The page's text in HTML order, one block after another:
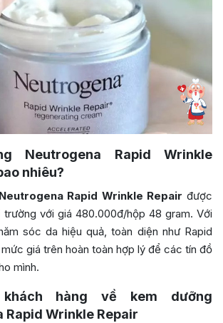
Neutrogena Rapid Wrinkle
nhiêu?
Rapid Wrinkle Repair được
trường với giá 480.000đ/hộp 48 gram. Với
sóc da hiệu quả, toàn diện như Rapid
giá trên hoàn toàn hợp lý để các tín đồ
mình.
hàng về kem dưỡng
Rapid Wrinkle Repair